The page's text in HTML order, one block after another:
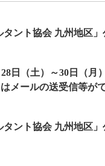
ント協会 九州地区
日（土）～30日（
メールの送受信等
ント協会 九州地区